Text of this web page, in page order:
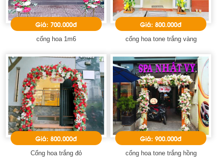
Giá: 700.000đ
cổng hoa 1m6
Giá: 800.000đ
cổng hoa tone trắng vàng
Giá: 800.000đ
Cổng hoa trắng đỏ
Giá: 900.000đ
cổng hoa tone trắng hồng